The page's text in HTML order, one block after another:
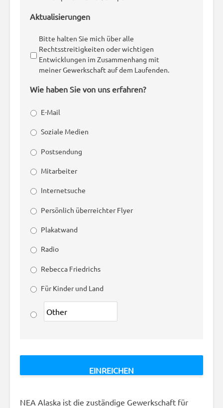
Aktualisierungen
Bitte halten Sie mich über alle
Rechtsstreitigkeiten oder wichtigen
Entwicklungen im Zusammenhang mit
meiner Gewerkschaft auf dem Laufenden.
Wie haben Sie von uns erfahren?
E-Mail
Soziale Medien
Postsendung
Mitarbeiter
Internetsuche
Persönlich überreichter Flyer
Plakatwand
Radio
Rebecca Friedrichs
Für Kinder und Land
NEA Alaska ist die zuständige Gewerkschaft für